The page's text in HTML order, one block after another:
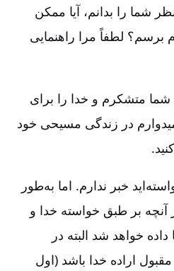
شما را بدانم، آیا ممکن
لطفاً مرا راهنمایی
متشکرم و خدا را برای
در زندگی مسیحی خود
خبر ندارم. اما به‌طور
بر طبق خواسته خدا و
خواهد شد البته در
اراده خدا باشد (اول